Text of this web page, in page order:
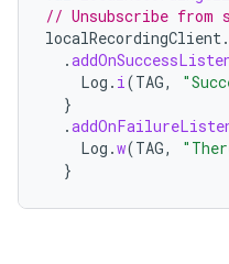
// Unsubscribe from
localRecordingClient.
.
Log . i(TAG,
}
.
Log .w(TAG,
}